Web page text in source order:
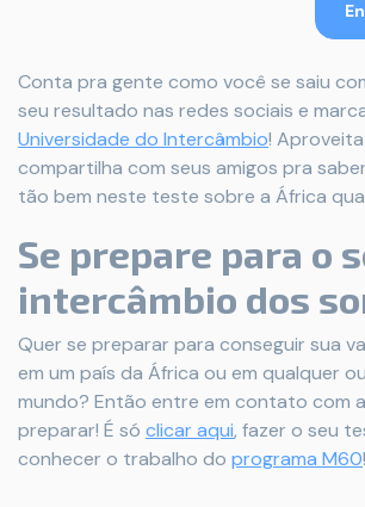
Conta pra gente como você se saiu
seu resultado nas redes sociais e
Universidade do Intercâmbio!
compartilha com seus amigos pra
tão bem neste teste sobre a África
Se prepare para o
intercâmbio dos
Quer se preparar para conseguir sua
em um país da África ou em qualquer
mundo? Então entre em contato com
preparar! É só clicar aqui, fazer o seu
conhecer o trabalho do programa M60!